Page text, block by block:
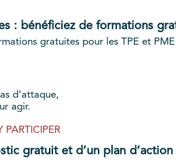
: bénéficiez de formations
gratuites pour les TPE et
d’attaque,
agir.
PARTICIPER
gratuit et d’un plan